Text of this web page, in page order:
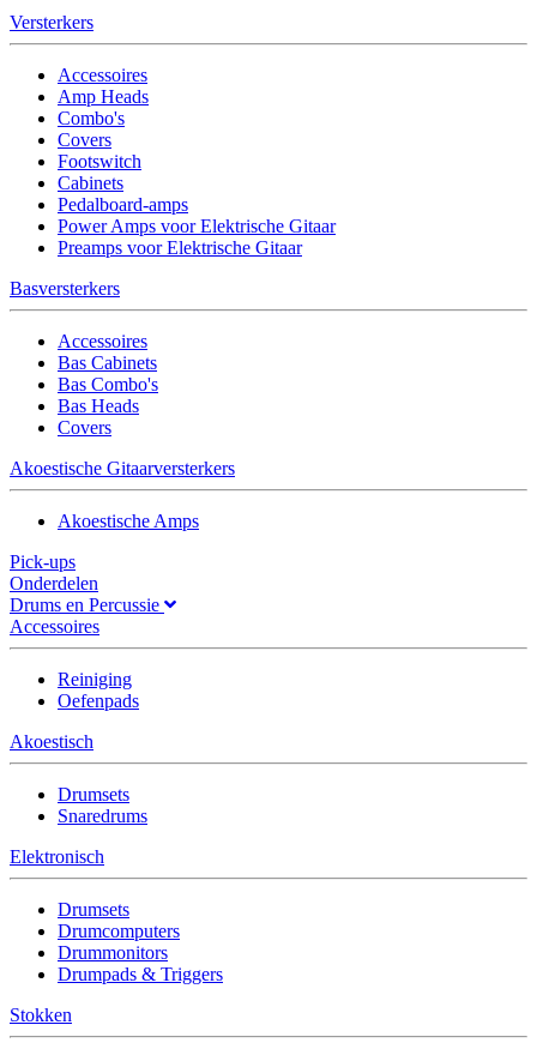
Versterkers
Accessoires
Amp Heads
Combo's
Covers
Footswitch
Cabinets
Pedalboard-amps
Power Amps voor Elektrische Gitaar
Preamps voor Elektrische Gitaar
Basversterkers
Accessoires
Bas Cabinets
Bas Combo's
Bas Heads
Covers
Akoestische Gitaarversterkers
Akoestische Amps
Pick-ups
Onderdelen
Drums en Percussie
Accessoires
Reiniging
Oefenpads
Akoestisch
Drumsets
Snaredrums
Elektronisch
Drumsets
Drumcomputers
Drummonitors
Drumpads & Triggers
Stokken